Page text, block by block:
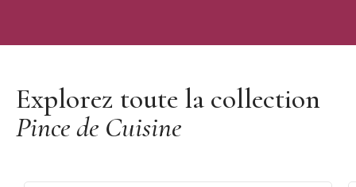
Explorez toute la collection
Pince de Cuisine